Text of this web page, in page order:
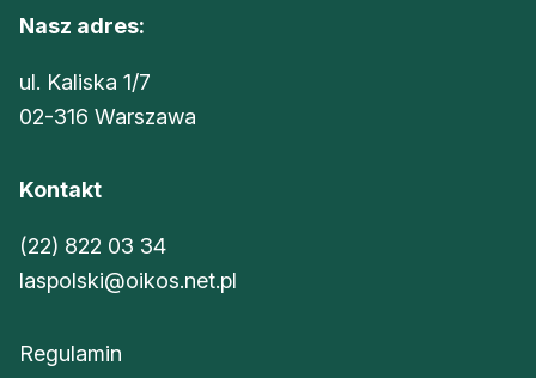
Nasz adres:
ul. Kaliska 1/7
02-316 Warszawa
Kontakt
(22) 822 03 34
laspolski@oikos.net.pl
Regulamin